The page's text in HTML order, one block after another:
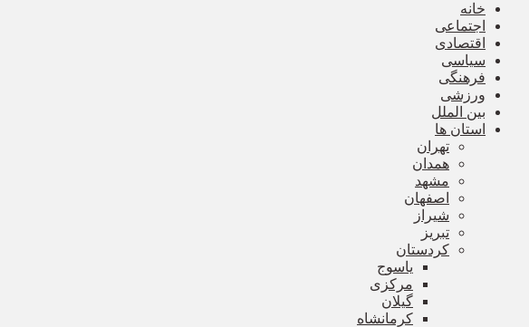
خانه
اجتماعی
اقتصادی
سیاسی
فرهنگی
ورزشی
بین الملل
استان ها
تهران
همدان
مشهد
اصفهان
شیراز
تبریز
کردستان
یاسوج
مرکزی
گیلان
کرمانشاه